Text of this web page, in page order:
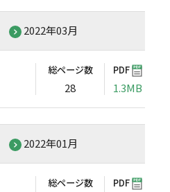
2022年03月
総ページ数
28
PDF
1.3MB
2022年01月
総ページ数 PDF